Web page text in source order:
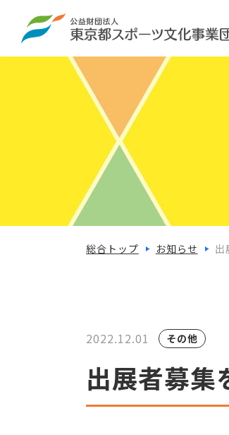
総合トップ お知らせ 出
2022.12.01 その他
出展者募集